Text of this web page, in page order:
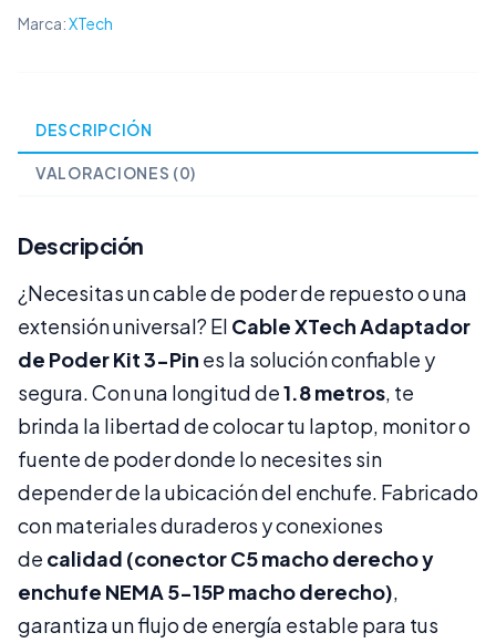
Marca:XTech
DESCRIPCIÓN
VALORACIONES (0)
Descripción
¿Necesitas un cable de poder de repuesto o una
extensión universal? El Cable XTech Adaptador
de Poder Kit 3-Pin es la solución confiable y
segura. Con una longitud de1.8 metros, te
brinda la libertad de colocar tu laptop, monitor o
fuente de poder donde lo necesites sin
depender de la ubicación del enchufe. Fabricado
con materiales duraderos y conexiones
de calidad (conector C5 macho derecho y
enchufe NEMA 5-15P macho derecho),
garantiza un flujo de energía estable para tus